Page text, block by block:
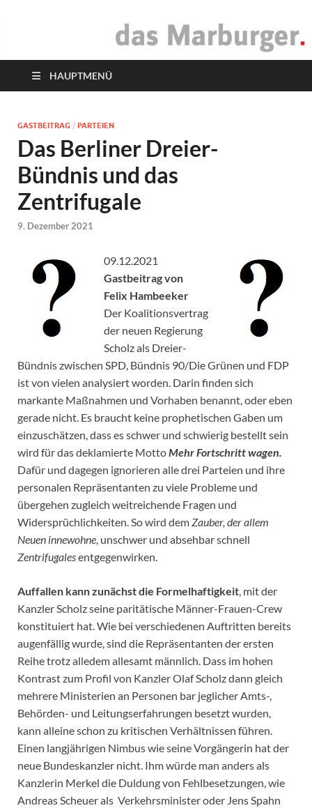
das Marburger.
HAUPTMENÜ
GASTBEITRAG / PARTEIEN
Das Berliner Dreier-
Bündnis und das
Zentrifugale
9. Dezember 2021
09.12.2021
Gastbeitrag von
Felix Hambeeker
Der Koalitionsvertrag
der neuen Regierung
Scholz als Dreier-
Bündnis zwischen SPD, Bündnis 90/Die Grünen und FDP
ist von vielen analysiert worden. Darin finden sich
markante Maßnahmen und Vorhaben benannt, oder eben
gerade nicht. Es braucht keine prophetischen Gaben um
einzuschätzen, dass es schwer und schwierig bestellt sein
wird für das deklamierte MottoMehr Fortschritt wagen.
Dafür und dagegen ignorieren alle drei Parteien und ihre
personalen Repräsentanten zu viele Probleme und
übergehen zugleich weitreichende Fragen und
Widersprüchlichkeiten. So wird demZauber, der allem
Neuen innewohne, unschwer und absehbar schnell
Zentrifugalesentgegenwirken.
Auffallen kann zunächst die Formelhaftigkeit, mit der
Kanzler Scholz seine paritätische Männer-Frauen-Crew
konstituiert hat. Wie bei verschiedenen Auftritten bereits
augenfällig wurde, sind die Repräsentanten der ersten
Reihe trotz alledem allesamt männlich. Dass im hohen
Kontrast zum Profil von Kanzler Olaf Scholz dann gleich
mehrere Ministerien an Personen bar jeglicher Amts-,
Behörden- und Leitungserfahrungen besetzt wurden,
kann alleine schon zu kritischen Verhältnissen führen.
Einen langjährigen Nimbus wie seine Vorgängerin hat der
neue Bundeskanzler nicht. Ihm würde man anders als
Kanzlerin Merkel die Duldung von Fehlbesetzungen, wie
Andreas Scheuer als Verkehrsminister oder Jens Spahn